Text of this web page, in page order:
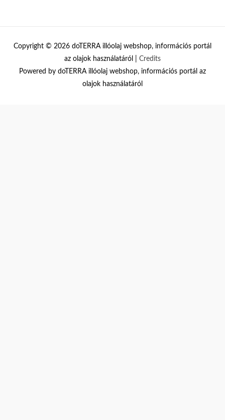
Copyright © 2026 doTERRA illóolaj webshop, információs portál
az olajok használatáról
Credits
Powered by doTERRA illóolaj webshop, információs portál az
olajok használatáról